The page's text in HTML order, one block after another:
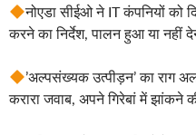
नोएडा सीईओ ने IT कंपनियों को
करने का निर्देश, पालन हुआ या नहीं देनी
’अल्पसंख्यक उत्पीड़न’ का राग
करारा जवाब, अपने गिरेबां में झांकने